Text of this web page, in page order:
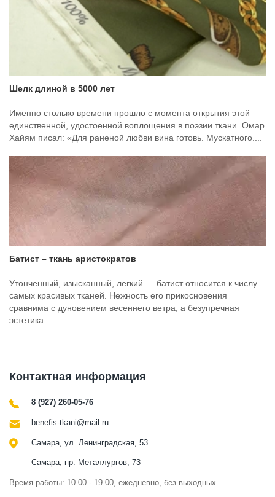
Шелк длиной в 5000 лет
Именно столько времени прошло с момента открытия этой
единственной, удостоенной воплощения в поэзии ткани. Омар
Хайям писал: «Для раненой любви вина готовь. Мускатного....
Батист – ткань аристократов
Утонченный, изысканный, легкий — батист относится к числу
самых красивых тканей. Нежность его прикосновения
сравнима с дуновением весеннего ветра, а безупречная
эстетика...
Контактная информация
8 (927) 260-05-76
benefis-tkani@mail.ru
Самара, ул. Ленинградская, 53
Самара, пр. Металлургов, 73
Время работы: 10.00 - 19.00, ежедневно, без выходных